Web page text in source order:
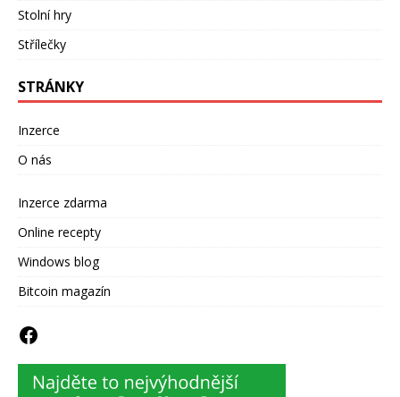
Stolní hry
Střílečky
STRÁNKY
Inzerce
O nás
Inzerce zdarma
Online recepty
Windows blog
Bitcoin magazín